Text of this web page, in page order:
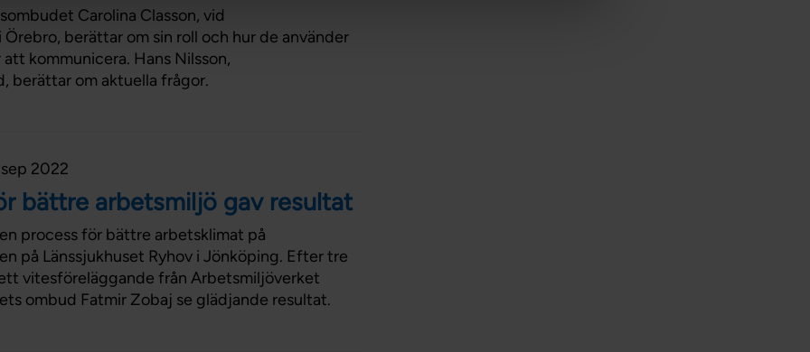
Carolina Classon, vid
berättar om sin roll och hur de använder
kommunicera. Hans Nilsson,
berättar om aktuella frågor.
sep 2022
bättre arbetsmiljö gav resultat
process för bättre arbetsklimat på
på Länssjukhuset Ryhov i Jönköping. Efter tre
vitesföreläggande från Arbetsmiljöverket
ombud Fatmir Zobaj se glädjande resultat.